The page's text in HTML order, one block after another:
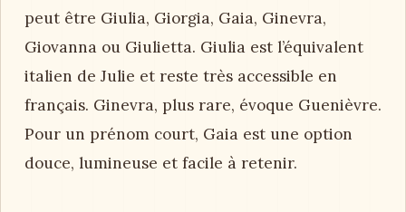
peut être Giulia, Giorgia, Gaia, Ginevra,
Giovanna ou Giulietta. Giulia est l’équivalent
italien de Julie et reste très accessible en
français. Ginevra, plus rare, évoque Guenièvre.
Pour un prénom court, Gaia est une option
douce, lumineuse et facile à retenir.